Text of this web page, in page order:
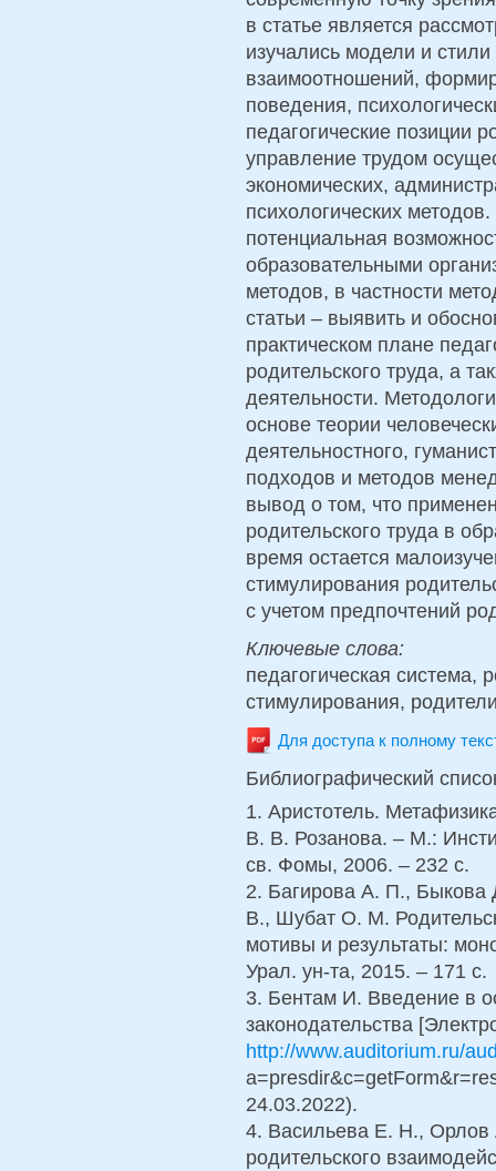
в статье является
изучались модели и
взаимоотношений,
поведения,
педагогические позиции
управление трудом
экономических,
психологических
потенциальная
образовательными
методов, в частности
статьи – выявить и
практическом плане
родительского труда, а
деятельности.
основе теории
деятельностного,
подходов и методов
вывод о том, что
родительского труда в
время остается
стимулирования
с учетом предпочтений
Ключевые слова:
педагогическая система,
стимулирования,
Для доступа к полному
Библиографический
1. Аристотель.
В. В. Розанова. – М.:
св. Фомы, 2006. – 232 с.
2. Багирова А. П.,
В., Шубат О. М.
мотивы и результаты:
Урал. ун-та, 2015. – 171 с.
3. Бентам И. Введение в
законодательства
http://www.auditorium.ru/
24.03.2022).
4. Васильева Е. Н., Орлов
родительского